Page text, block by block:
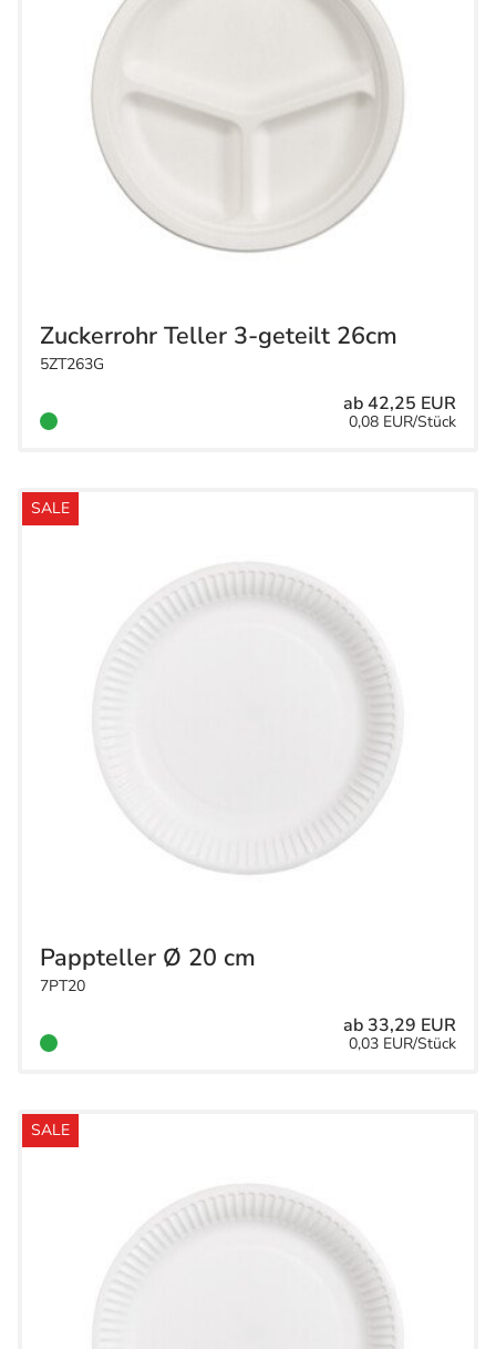
Zuckerrohr Teller 3-geteilt 26cm
5ZT263G
ab 42,25 EUR
0,08 EUR/Stück
SALE
Pappteller Ø 20 cm
7PT20
ab 33,29 EUR
0,03 EUR/Stück
SALE